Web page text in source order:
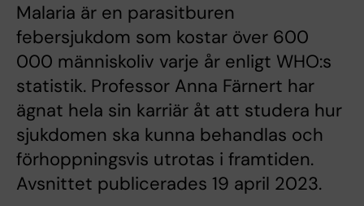
Malaria är en parasitburen
febersjukdom som kostar över 600
000 människoliv varje år enligt WHO:s
statistik. Professor Anna Färnert har
ägnat hela sin karriär åt att studera hur
sjukdomen ska kunna behandlas och
förhoppningsvis utrotas i framtiden.
Avsnittet publicerades 19 april 2023.